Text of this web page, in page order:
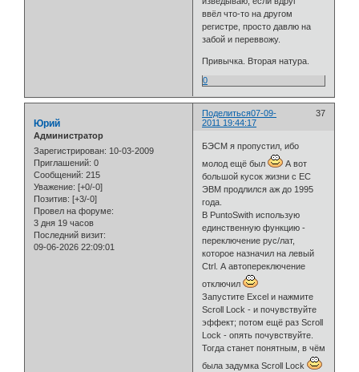
ввёл что-то на другом
регистре, просто давлю на
забой и переввожу.
Привычка. Вторая натура.
0
Поделиться 37
07-09-
2011 19:44:17
Юрий
Администратор
Зарегистрирован: 10-03-2009
Приглашений: 0
Сообщений: 215
Уважение: [+0/-0]
Позитив: [+3/-0]
Провел на форуме:
3 дня 19 часов
Последний визит:
09-06-2026 22:09:01
БЭСМ я пропустил, ибо
молод ещё был
А вот
большой кусок жизни с ЕС
ЭВМ продлился аж до 1995
года.
B PuntoSwith использую
единственную функцию -
переключение рус/лат,
которое назначил на левый
Ctrl. А автопереключение
отключил
Запустите Excel и нажмите
Scroll Lock - и почувствуйте
эффект; потом ещё раз Scroll
Lock - опять почувствуйте.
Тогда станет понятным, в чём
была задумка Scroll Lock